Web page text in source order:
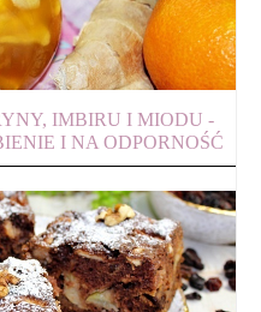
IMBIRU I MIODU -
I NA ODPORNOŚĆ